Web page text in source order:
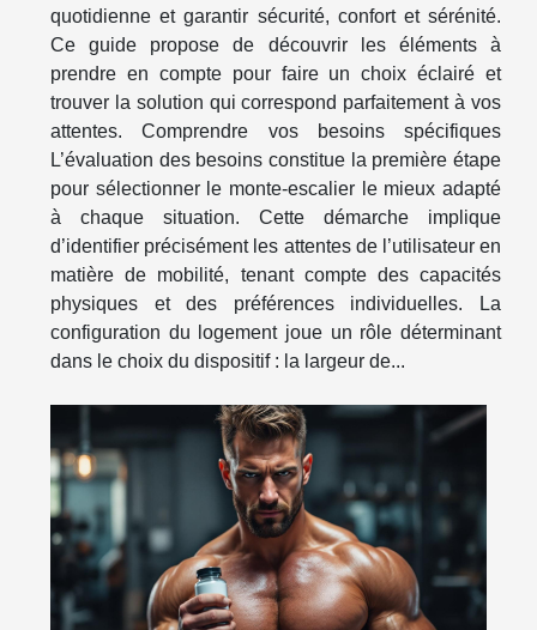
quotidienne et garantir sécurité, confort et sérénité.
Ce guide propose de découvrir les éléments à
prendre en compte pour faire un choix éclairé et
trouver la solution qui correspond parfaitement à vos
attentes. Comprendre vos besoins spécifiques
L’évaluation des besoins constitue la première étape
pour sélectionner le monte-escalier le mieux adapté
à chaque situation. Cette démarche implique
d’identifier précisément les attentes de l’utilisateur en
matière de mobilité, tenant compte des capacités
physiques et des préférences individuelles. La
configuration du logement joue un rôle déterminant
dans le choix du dispositif : la largeur de...